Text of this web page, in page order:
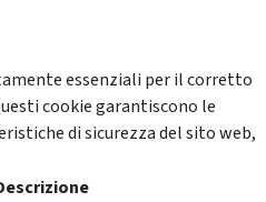
essenziali per il corretto
cookie garantiscono le
di sicurezza del sito web,